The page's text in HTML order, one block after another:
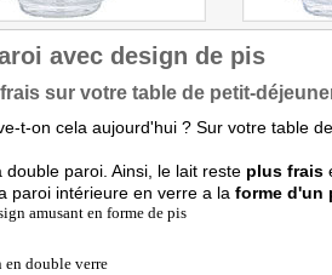
avec design de pis
sur votre table de petit-
t-on cela aujourd'hui ? Sur votre table
paroi. Ainsi, le lait reste plus frais
paroi intérieure en verre a la forme d'un
amusant en forme de pis
en double verre